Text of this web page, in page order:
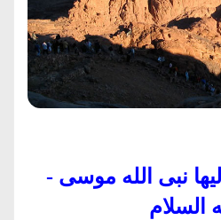
نبى الله موسى -
السلام